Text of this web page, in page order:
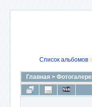
Список альбомов
Главная >